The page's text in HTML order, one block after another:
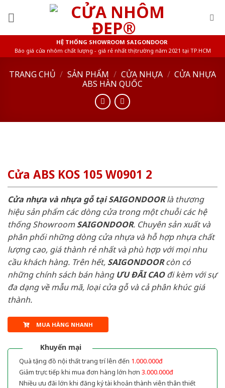
HỆ THỐNG SHOWROOM SAIGONDOOR
Báo giá cửa nhôm chất lượng - giá rẻ nhất thị trường năm 2021 tại TP.HCM
TRANG CHỦ / SẢN PHẨM / CỬA NHỰA / CỬA NHỰA
ABS HÀN QUỐC
Cửa ABS KOS 105 W0901 2
Cửa nhựa và nhựa gỗ tại SAIGONDOORlà thương
hiệu sản phẩm các dòng cửa trong một chuỗi các hệ
thống ShowroomSAIGONDOOR. Chuyên sản xuất và
phân phối những dòng cửa nhựa và hỗ hợp nhựa chất
lượng cao, giá thành rẻ nhất và phù hợp với mọi nhu
cầu khách hàng. Trên hết, SAIGONDOORcòn có
những chính sách bán hàng ƯU ĐÃI CAOđi kèm với sự
đa dạng về mẫu mã, loại cửa gỗ và cả phân khúc giá
thành.
MUA HÀNG NHANH
Khuyến mại
Quà tặng đồ nội thất trang trí lên đến 1.000.000đ
Giảm trực tiếp khi mua đơn hàng lớn hơn 3.000.000đ
Nhiều ưu đãi lớn khi đăng ký tài khoản thành viên thân thiết